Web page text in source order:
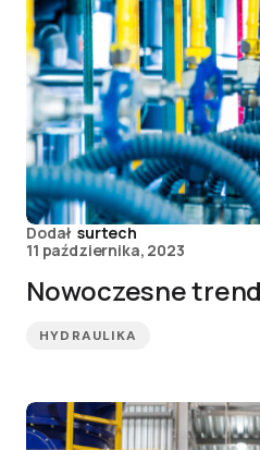
Dodał surtech
11 października, 2023
Nowoczesne
HYDRAULIKA